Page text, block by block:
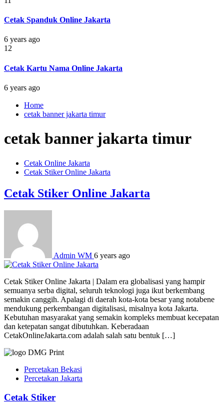
Cetak Spanduk Online Jakarta
6 years ago
12
Cetak Kartu Nama Online Jakarta
6 years ago
Home
cetak banner jakarta timur
cetak banner jakarta timur
Cetak Online Jakarta
Cetak Stiker Online Jakarta
Cetak Stiker Online Jakarta
Admin WM 6 years ago
Cetak Stiker Online Jakarta | Dalam era globalisasi yang hampir
semuanya serba digital, seluruh teknologi juga ikut berkembang
semakin canggih. Apalagi di daerah kota-kota besar yang notabene
mendukung perkembangan digitalisasi, misalnya kota Jakarta.
Kebutuhan masyarakat yang semakin kompleks membuat kecepatan
dan ketepatan sangat dibutuhkan. Keberadaan
CetakOnlineJakarta.com adalah salah satu bentuk […]
Percetakan Bekasi
Percetakan Jakarta
Cetak Stiker